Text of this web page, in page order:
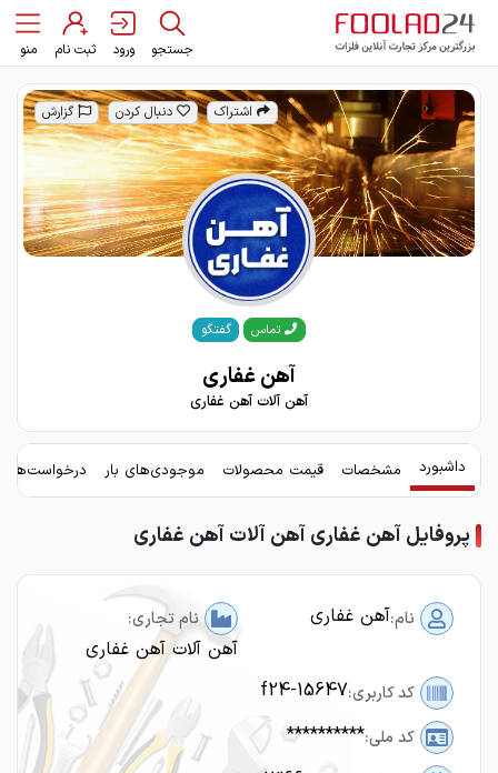
جستجو ورود ثبت نام منو
اشتراک دنبال کردن گزارش
تماس گفتگو
آهن غفاری
آهن آلات آهن غفاری
داشبورد مشخصات قیمت محصولات موجودی‌های بار
پروفایل آهن غفاری آهن آلات آهن غفاری
نام:آهن غفاری نام تجاری:
آهن آلات آهن غفاری
کد کاربری:f24-15647
کد ملی:**********